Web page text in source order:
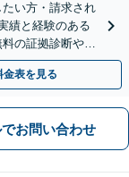
たい方・請求され
績と経験のある
の証拠診断や着
さい。
金表を見る
でお問い合わせ